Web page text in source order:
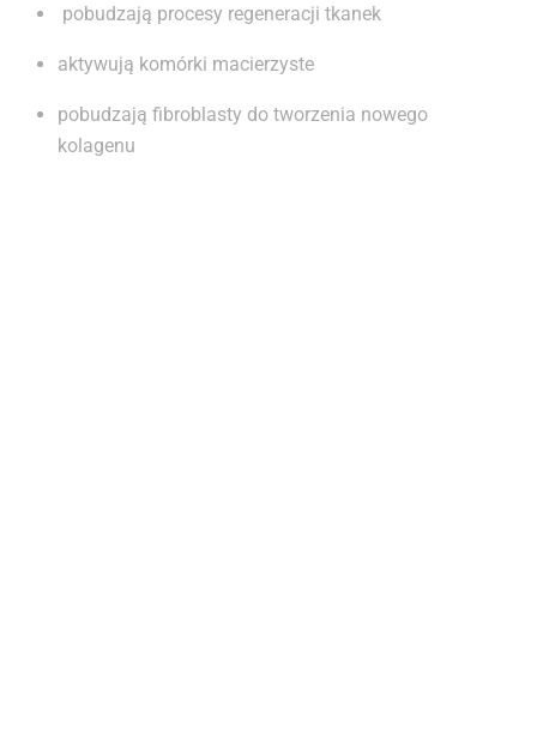
pobudzają procesy regeneracji tkanek
aktywują komórki macierzyste
pobudzają fibroblasty do tworzenia nowego
kolagenu